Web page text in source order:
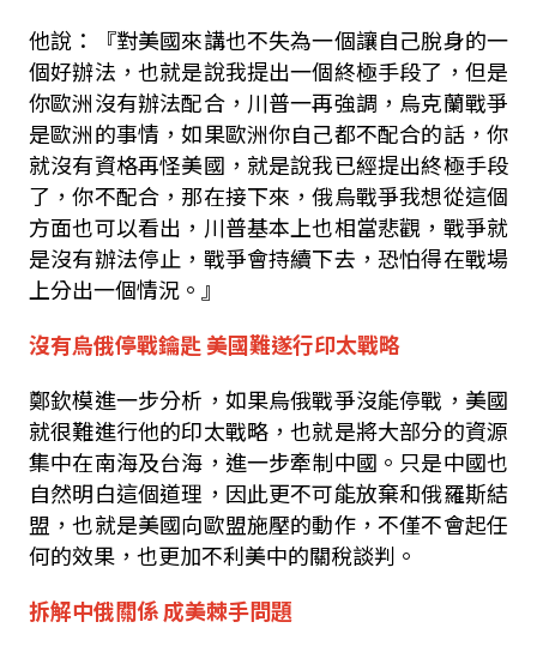
他說：『對美國來講也不失為一個讓自己脫身的一
個好辦法，也就是說我提出一個終極手段了，但是
你歐洲沒有辦法配合，川普一再強調，烏克蘭戰爭
是歐洲的事情，如果歐洲你自己都不配合的話，你
就沒有資格再怪美國，就是說我已經提出終極手段
了，你不配合，那在接下來，俄烏戰爭我想從這個
方面也可以看出，川普基本上也相當悲觀，戰爭就
是沒有辦法停止，戰爭會持續下去，恐怕得在戰場
上分出一個情況。』
沒有烏俄停戰鑰匙美國難遂行印太戰略
鄭欽模進一步分析，如果烏俄戰爭沒能停戰，美國
就很難進行他的印太戰略，也就是將大部分的資源
集中在南海及台海，進一步牽制中國。只是中國也
自然明白這個道理，因此更不可能放棄和俄羅斯結
盟，也就是美國向歐盟施壓的動作，不僅不會起任
何的效果，也更加不利美中的關稅談判。
拆解中俄關係成美棘手問題